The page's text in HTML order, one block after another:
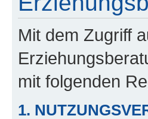
Mit dem Zugriff
mit folgenden
1.